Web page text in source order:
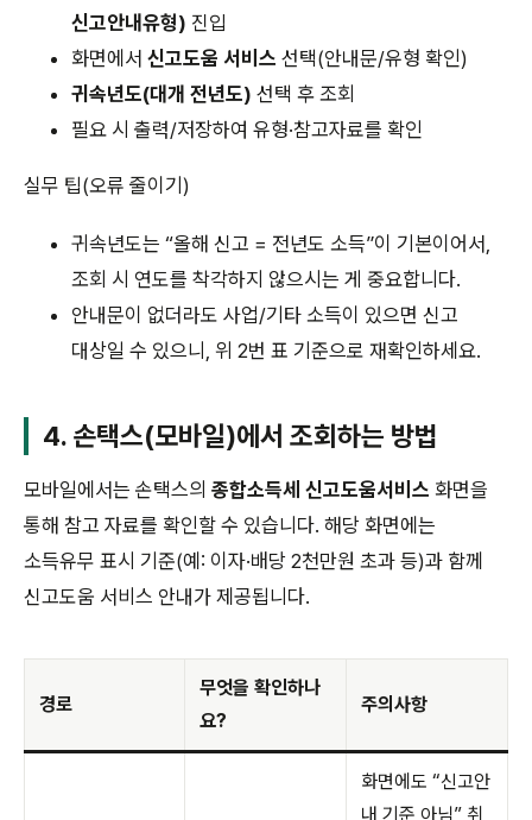
신고안내유형) 진입
화면에서 신고도움 서비스 선택(안내문/유형 확인)
귀속년도(대개 전년도) 선택 후 조회
필요 시 출력/저장하여 유형·참고자료를 확인
실무 팁(오류 줄이기)
귀속년도는 “올해 신고 = 전년도 소득”이 기본이어서,
조회 시 연도를 착각하지 않으시는 게 중요합니다.
안내문이 없더라도 사업/기타 소득이 있으면 신고
대상일 수 있으니, 위 2번 표 기준으로 재확인하세요.
4. 손택스(모바일)에서 조회하는 방법
모바일에서는 손택스의 종합소득세 신고도움서비스 화면을
통해 참고 자료를 확인할 수 있습니다. 해당 화면에는
소득유무 표시 기준(예: 이자·배당 2천만원 초과 등)과 함께
신고도움 서비스 안내가 제공됩니다.
경로
무엇을 확인하나
요?
주의사항
화면에도 “신고안
내 기준 아님” 취